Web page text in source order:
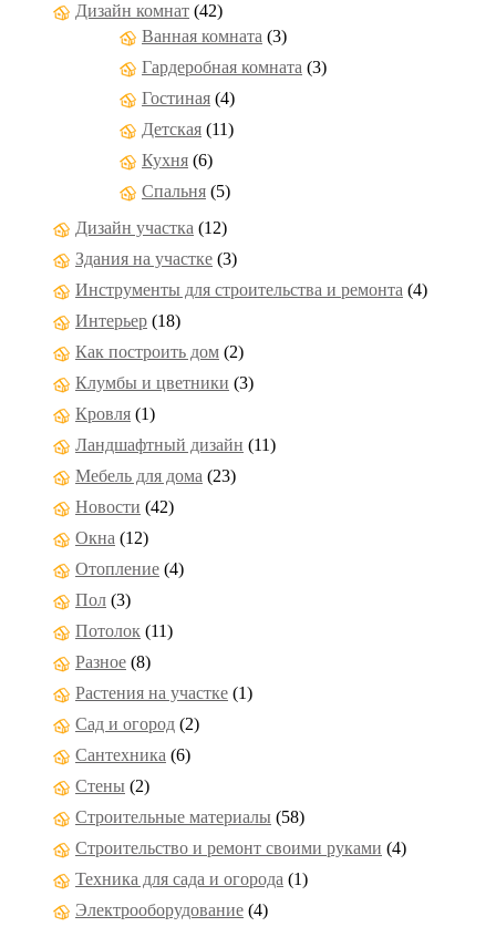
Дизайн комнат (42)
Ванная комната (3)
Гардеробная комната (3)
Гостиная (4)
Детская (11)
Кухня (6)
Спальня (5)
Дизайн участка (12)
Здания на участке (3)
Инструменты для строительства и ремонта (4)
Интерьер (18)
Как построить дом (2)
Клумбы и цветники (3)
Кровля (1)
Ландшафтный дизайн (11)
Мебель для дома (23)
Новости (42)
Окна (12)
Отопление (4)
Пол (3)
Потолок (11)
Разное (8)
Растения на участке (1)
Сад и огород (2)
Сантехника (6)
Стены (2)
Строительные материалы (58)
Строительство и ремонт своими руками (4)
Техника для сада и огорода (1)
Электрооборудование (4)